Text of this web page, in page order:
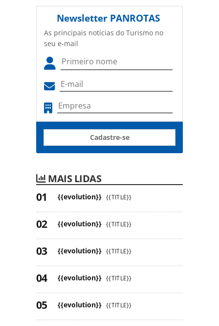
Newsletter PANROTAS
As principais notícias do Turismo no
seu e-mail
Cadastre-se
MAIS LIDAS
{{evolution}} {{TITLE}}
{{evolution}} {{TITLE}}
{{evolution}} {{TITLE}}
{{evolution}} {{TITLE}}
{{evolution}} {{TITLE}}